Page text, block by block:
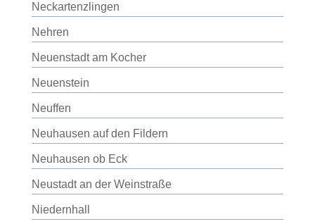
Neckartenzlingen
Nehren
Neuenstadt am Kocher
Neuenstein
Neuffen
Neuhausen auf den Fildern
Neuhausen ob Eck
Neustadt an der Weinstraße
Niedernhall